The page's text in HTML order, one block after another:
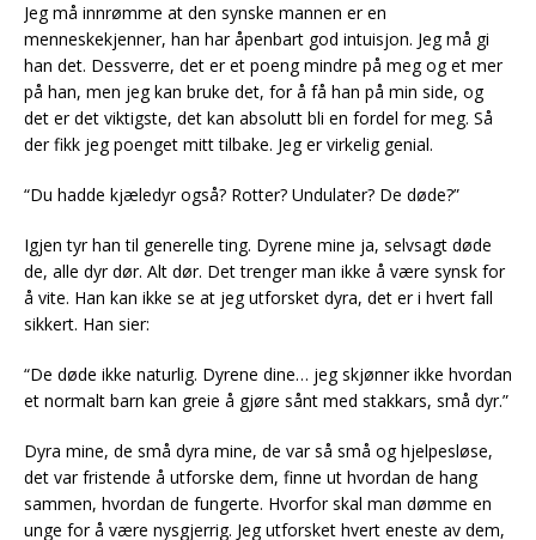
Jeg må innrømme at den synske mannen er en
menneskekjenner, han har åpenbart god intuisjon. Jeg må gi
han det. Dessverre, det er et poeng mindre på meg og et mer
på han, men jeg kan bruke det, for å få han på min side, og
det er det viktigste, det kan absolutt bli en fordel for meg. Så
der fikk jeg poenget mitt tilbake. Jeg er virkelig genial.
“Du hadde kjæledyr også? Rotter? Undulater? De døde?”
Igjen tyr han til generelle ting. Dyrene mine ja, selvsagt døde
de, alle dyr dør. Alt dør. Det trenger man ikke å være synsk for
å vite. Han kan ikke se at jeg utforsket dyra, det er i hvert fall
sikkert. Han sier:
“De døde ikke naturlig. Dyrene dine… jeg skjønner ikke hvordan
et normalt barn kan greie å gjøre sånt med stakkars, små dyr.”
Dyra mine, de små dyra mine, de var så små og hjelpesløse,
det var fristende å utforske dem, finne ut hvordan de hang
sammen, hvordan de fungerte. Hvorfor skal man dømme en
unge for å være nysgjerrig. Jeg utforsket hvert eneste av dem,